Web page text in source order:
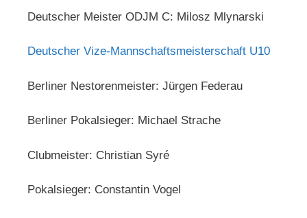
Deutscher Meister ODJM C: Milosz Mlynarski
Deutscher Vize-Mannschaftsmeisterschaft U10
Berliner Nestorenmeister: Jürgen Federau
Berliner Pokalsieger: Michael Strache
Clubmeister: Christian Syré
Pokalsieger: Constantin Vogel